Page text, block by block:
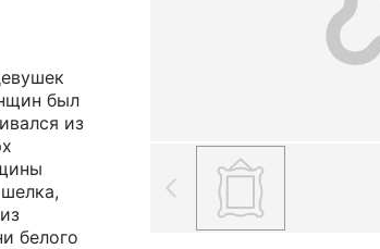
был
из
белого